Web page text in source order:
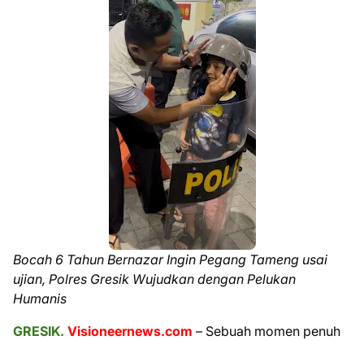
Bocah 6 Tahun Bernazar Ingin Pegang Tameng usai
ujian, Polres Gresik Wujudkan dengan Pelukan
Humanis
GRESIK. Visioneernews.com – Sebuah momen penuh